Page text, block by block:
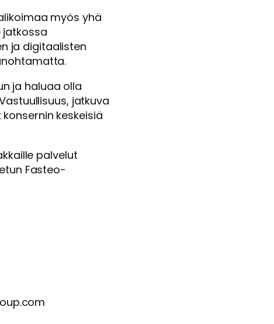
myös yhä
jatkossa
ja digitaalisten
ja haluaa olla
jatkuva
keskeisiä
palvelut
Fasteo-